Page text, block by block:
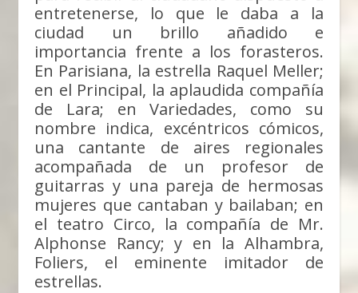
entretenerse, lo que le daba a la
ciudad un brillo añadido e
importancia frente a los forasteros.
En Parisiana, la estrella Raquel Meller;
en el Principal, la aplaudida compañía
de Lara; en Variedades, como su
nombre indica, excéntricos cómicos,
una cantante de aires regionales
acompañada de un profesor de
guitarras y una pareja de hermosas
mujeres que cantaban y bailaban; en
el teatro Circo, la compañía de Mr.
Alphonse Rancy; y en la Alhambra,
Foliers, el eminente imitador de
estrellas.